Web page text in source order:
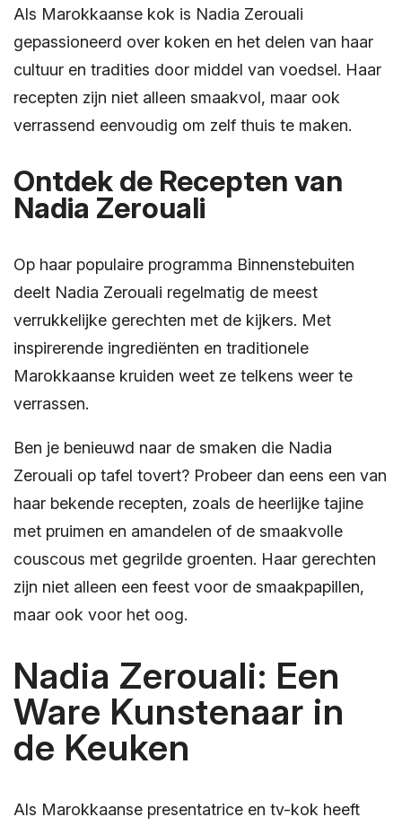
Als Marokkaanse kok is Nadia Zerouali
gepassioneerd over koken en het delen van haar
cultuur en tradities door middel van voedsel. Haar
recepten zijn niet alleen smaakvol, maar ook
verrassend eenvoudig om zelf thuis te maken.
Ontdek de Recepten van
Nadia Zerouali
Op haar populaire programma Binnenstebuiten
deelt Nadia Zerouali regelmatig de meest
verrukkelijke gerechten met de kijkers. Met
inspirerende ingrediënten en traditionele
Marokkaanse kruiden weet ze telkens weer te
verrassen.
Ben je benieuwd naar de smaken die Nadia
Zerouali op tafel tovert? Probeer dan eens een van
haar bekende recepten, zoals de heerlijke tajine
met pruimen en amandelen of de smaakvolle
couscous met gegrilde groenten. Haar gerechten
zijn niet alleen een feest voor de smaakpapillen,
maar ook voor het oog.
Nadia Zerouali: Een
Ware Kunstenaar in
de Keuken
Als Marokkaanse presentatrice en tv-kok heeft